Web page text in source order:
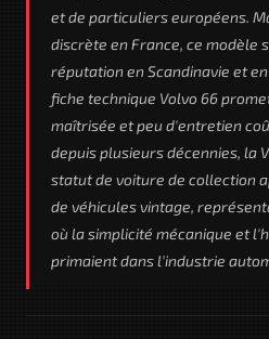
et de particuliers européens.
discrète en France, ce modèle
réputation en Scandinavie et
fiche technique Volvo 66
maîtrisée et peu d'entretien
depuis plusieurs décennies, la
statut de voiture de collection
de véhicules vintage,
où la simplicité mécanique et
primaient dans l'industrie